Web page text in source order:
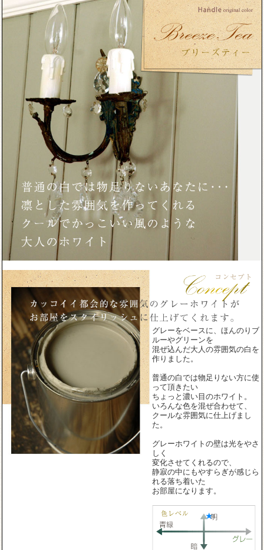
グレーをベースに、ほんのりブ
ルーやグリーンを
混ぜ込んだ大人の雰囲気の白を
作りました。
普通の白では物足りない方に使
って頂きたい
ちょっと濃い目のホワイト。
いろんな色を混ぜ合わせて、
クールな雰囲気に仕上げまし
た。
グレーホワイトの壁は光をやさ
しく
変化させてくれるので、
静寂の中にもやすらぎが感じら
れる落ち着いた
お部屋になります。